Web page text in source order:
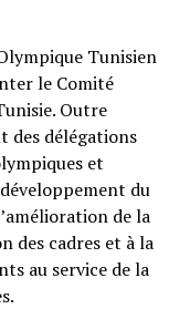
Tunisien
le Comité
Outre
des délégations
et
du
de la
des cadres et à la
au service de la